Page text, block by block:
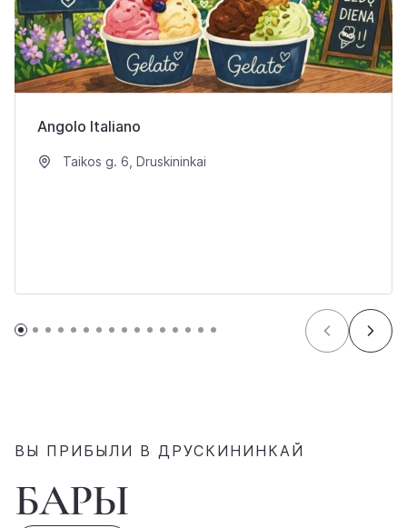
Angolo Italiano
Taikos g. 6, Druskininkai
ВЫ ПРИБЫЛИ В ДРУСКИНИНКАЙ
БАРЫ